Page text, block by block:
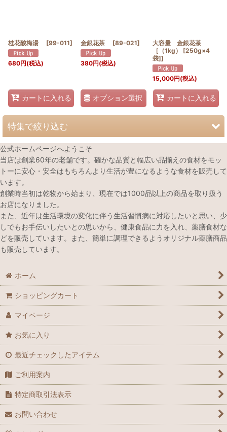
桂花酸梅湯 [99-011]
680円(税込)
カートに入れる
金銀花茶 [89-021]
380円(税込)
オプション選択
大容量 金銀花茶
［（1kg） [250g×4
袋]]
15,000円(税込)
カートに入れる
特集で絞り込む
春のオススメ薬膳食材
夏のオススメ薬膳食材
秋のオススメ薬膳食材
冬のオススメ薬膳食材
心を癒したい時のおすすめ薬膳食材
ぐっすり寝たいときのおすすめ薬膳食材
美容におすすめ薬膳食材
理想のメリハリボディーをサポートするおすすめ薬膳食材
スマホ・パソコンをよく使う方におすすめ薬膳食材
体を温めたい時におすすめ薬膳食材
鉄分が気になる時におすすめ薬膳食材
公式ホームページへようこそ
当店は創業60年の老舗です。確かな品質と幅広い品揃えの食材をモッ
トーに安心・安全はもちろんより生活が豊になるような食材を販売して
います。
創業時当初は乾物から始まり、現在では1000品以上の商品を取り扱う
お店になりました。
また、近年は生活環境の変化に伴う生活習慣病に対応したいと思い、少
しでもお手伝いしたいとの思いから、健康食品に力を入れ、薬膳食材な
どを販売しています。また、簡単に調理できるようオリジナル薬膳商品
も販売しています。
ホーム
ショッピングカート
マイページ
お気に入り
最近チェックしたアイテム
ご利用案内
特定商取引法表示
お問い合わせ